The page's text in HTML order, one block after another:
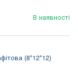
В наявності
(8*12*12)